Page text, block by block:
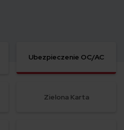
Ubezpieczenie OC/AC
Zielona Karta